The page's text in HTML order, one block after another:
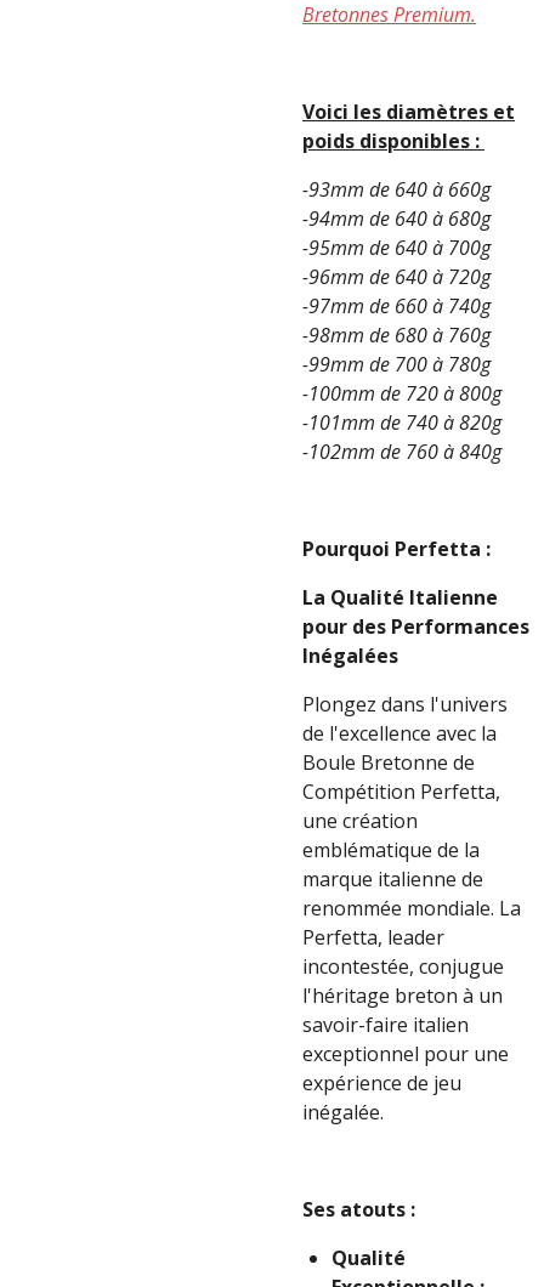
Bretonnes Premium.
Voici les diamètres et
poids disponibles :
-93mm de 640 à 660g
-94mm de 640 à 680g
-95mm de 640 à 700g
-96mm de 640 à 720g
-97mm de 660 à 740g
-98mm de 680 à 760g
-99mm de 700 à 780g
-100mm de 720 à 800g
-101mm de 740 à 820g
-102mm de 760 à 840g
Pourquoi Perfetta :
La Qualité Italienne
pour des Performances
Inégalées
Plongez dans l'univers
de l'excellence avec la
Boule Bretonne de
Compétition Perfetta,
une création
emblématique de la
marque italienne de
renommée mondiale. La
Perfetta, leader
incontestée, conjugue
l'héritage breton à un
savoir-faire italien
exceptionnel pour une
expérience de jeu
inégalée.
Ses atouts :
Qualité